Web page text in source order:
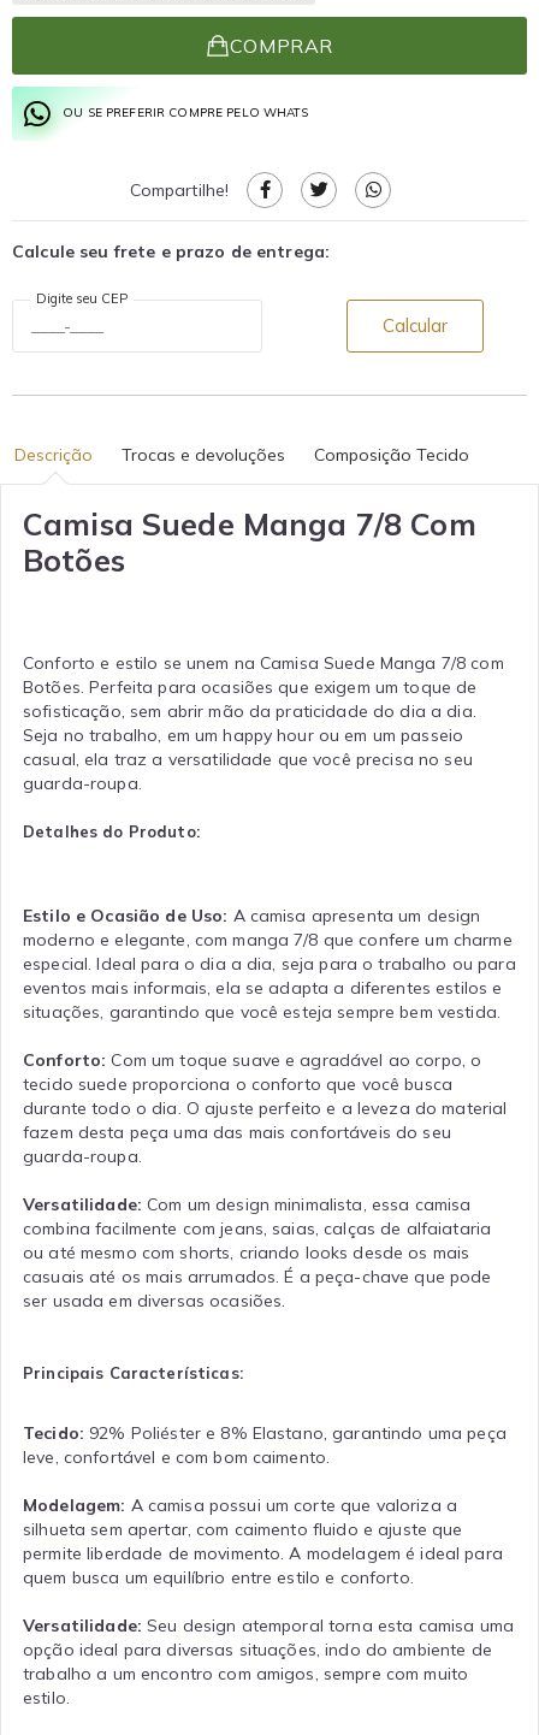
COMPRAR
OU SE PREFERIR COMPRE PELO WHATS
Compartilhe!
Calcule seu frete e prazo de entrega:
Digite seu CEP
Calcular
Descrição Trocas e devoluções Composição Tecido
Camisa Suede Manga 7/8 Com
Botões
Conforto e estilo se unem na Camisa Suede Manga 7/8 com
Botões. Perfeita para ocasiões que exigem um toque de
sofisticação, sem abrir mão da praticidade do dia a dia.
Seja no trabalho, em um happy hour ou em um passeio
casual, ela traz a versatilidade que você precisa no seu
guarda-roupa.
Detalhes do Produto:
Estilo e Ocasião de Uso: A camisa apresenta um design
moderno e elegante, com manga 7/8 que confere um charme
especial. Ideal para o dia a dia, seja para o trabalho ou para
eventos mais informais, ela se adapta a diferentes estilos e
situações, garantindo que você esteja sempre bem vestida.
Conforto: Com um toque suave e agradável ao corpo, o
tecido suede proporciona o conforto que você busca
durante todo o dia. O ajuste perfeito e a leveza do material
fazem desta peça uma das mais confortáveis do seu
guarda-roupa.
Versatilidade: Com um design minimalista, essa camisa
combina facilmente com jeans, saias, calças de alfaiataria
ou até mesmo com shorts, criando looks desde os mais
casuais até os mais arrumados. É a peça-chave que pode
ser usada em diversas ocasiões.
Principais Características:
Tecido: 92% Poliéster e 8% Elastano, garantindo uma peça
leve, confortável e com bom caimento.
Modelagem: A camisa possui um corte que valoriza a
silhueta sem apertar, com caimento fluido e ajuste que
permite liberdade de movimento. A modelagem é ideal para
quem busca um equilíbrio entre estilo e conforto.
Versatilidade: Seu design atemporal torna esta camisa uma
opção ideal para diversas situações, indo do ambiente de
trabalho a um encontro com amigos, sempre com muito
estilo.